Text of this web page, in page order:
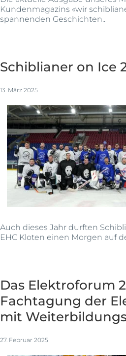
Kundenmagazins «wir
spannenden Geschichten..
Schiblianer on Ice
13. März 2025
Auch dieses Jahr durften
EHC Kloten einen Morgen auf
Das Elektroforum
Fachtagung der
mit
27. Februar 2025